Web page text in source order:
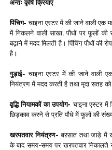
अन्तः कृषि क्रियाए
पिंचिग- चाइना एस्टर में की जाने वाली एक
में निकलने वाली साखा, पौधों पर फूलों की
बढ़ाने में मदद मिलती है। पिंचिंग पौधों की
है।
गुड़ाई- चाइना एस्टर में की जाने वाली
नियंत्रण में मदद करती है तथा मृदा सतह
वृद्धि नियामकों का उपयोग- चाइना एस्टर
छिड़काव करने से प्रति पौधे में फूलों की
खरपतवार नियंत्रण- बरसात तथा जाड़े में
के बाद समय-समय पर खरपतवार निकालते